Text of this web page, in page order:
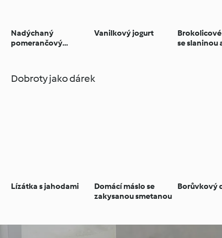
Nadýchaný
pomerančový
Vanilkový jogurt
se slaninou
Dobroty jako dárek
Lízátka s jahodami
Domácí máslo se
zakysanou smetanou
Borůvkový